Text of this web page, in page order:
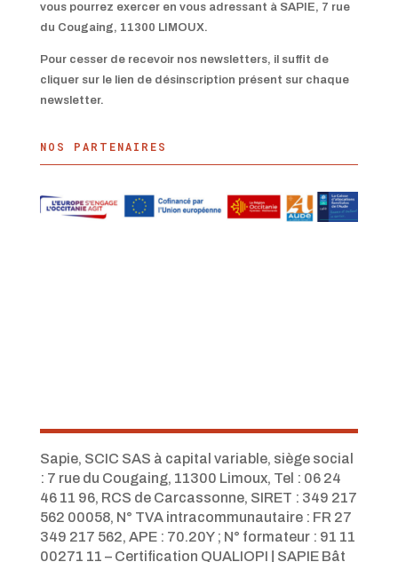
vous pourrez exercer en vous adressant à SAPIE, 7 rue
du Cougaing, 11300 LIMOUX.
Pour cesser de recevoir nos newsletters, il suffit de
cliquer sur le lien de désinscription présent sur chaque
newsletter.
NOS PARTENAIRES
Sapie, SCIC SAS à capital variable, siège social
: 7 rue du Cougaing, 11300 Limoux, Tel : 06 24
46 11 96, RCS de Carcassonne, SIRET : 349 217
562 00058, N° TVA intracommunautaire : FR 27
349 217 562, APE : 70.20Y ; N° formateur : 91 11
00271 11 – Certification QUALIOPI
SAPIE Bât